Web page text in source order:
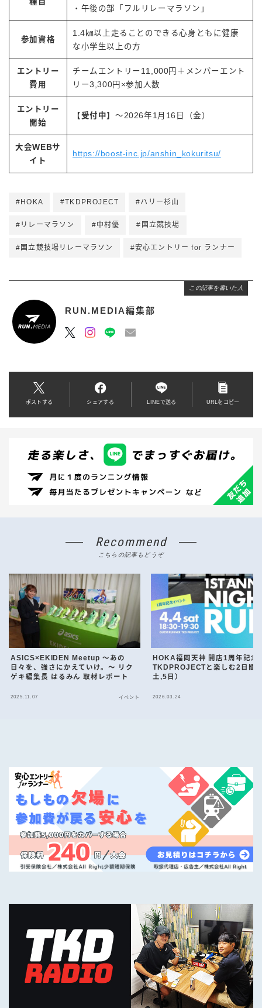
・午後の部「フルリレーマラソン」
参加資格
1.4㎞以上走ることのできる心身ともに健康
な小学生以上の方
エントリー
費用
チームエントリー11,000円＋メンバーエント
リー3,300円×参加人数
エントリー
開始
【受付中】 〜2026年1月16日（金）
大会WEBサ
イト
https://boost-inc.jp/anshin_kokuritsu/
#HOKA #TKDPROJECT #ハリー杉山
#リレーマラソン #中村優 #国立競技場
#国立競技場リレーマラソン #安心エントリー for ランナー
この記事を書いた人
RUN.MEDIA編集部
ポストする シェアする LINEで送る URLをコピー
Recommend
こちらの記事もどうぞ
ASICS×EKIDEN Meetup ～あの
日々を、強さにかえていけ。～ リク
ゲキ編集長 はるみん 取材レポート
2025.11.07 イベント
HOKA福岡天神 開店1周年記念
TKDPROJECTと楽しむ2日間
土,5日）
2026.03.24